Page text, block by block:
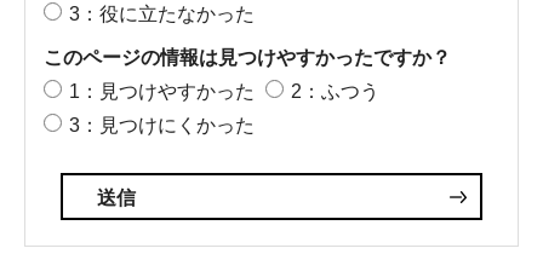
3：役に立たなかった
このページの情報は見つけやすかったですか？
1：見つけやすかった
2：ふつう
3：見つけにくかった